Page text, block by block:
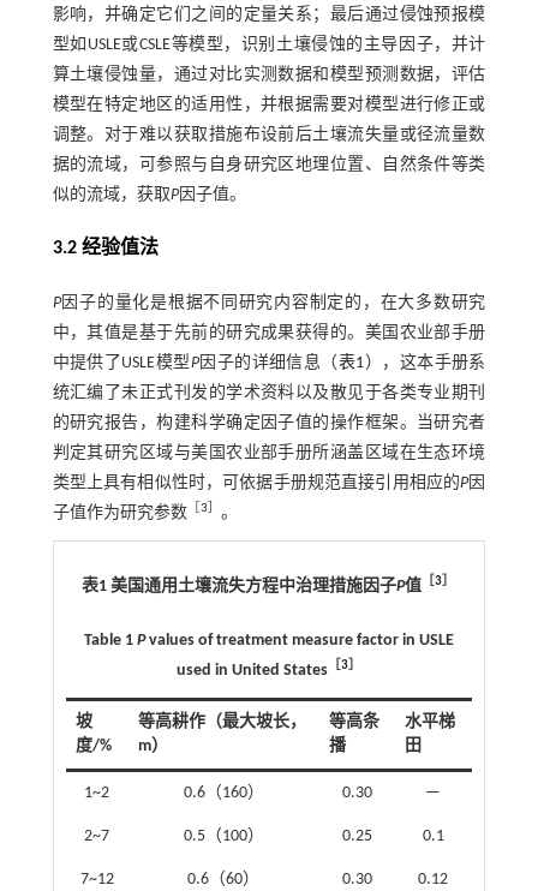
影响，并确定它们之间的定量关系；最后通过侵蚀预报模
型如USLE或CSLE等模型，识别土壤侵蚀的主导因子，并计
算土壤侵蚀量，通过对比实测数据和模型预测数据，评估
模型在特定地区的适用性，并根据需要对模型进行修正或
调整。对于难以获取措施布设前后土壤流失量或径流量数
据的流域，可参照与自身研究区地理位置、自然条件等类
似的流域，获取P因子值。
3.2 经验值法
P因子的量化是根据不同研究内容制定的，在大多数研究
中，其值是基于先前的研究成果获得的。美国农业部手册
中提供了USLE模型P因子的详细信息（表1），这本手册系
统汇编了未正式刊发的学术资料以及散见于各类专业期刊
的研究报告，构建科学确定因子值的操作框架。当研究者
判定其研究区域与美国农业部手册所涵盖区域在生态环境
类型上具有相似性时，可依据手册规范直接引用相应的P因
子值作为研究参数［ 3 。
表1 美国通用土壤流失方程中治理措施因子P值 ［3］
Table 1 Pvalues of treatment measure factor in USLE
used in United States
3］
坡
度/%
等高耕作（最大坡长，
m）
等高条
播
水平梯
田
1~2 0.6（160） 0.30 —
2~7 0.5（100） 0.25 0.1
7~12 0.6（60） 0.30 0.12